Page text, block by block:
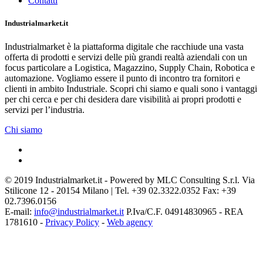
Industrialmarket.it
Industrialmarket è la piattaforma digitale che racchiude una vasta
offerta di prodotti e servizi delle più grandi realtà aziendali con un
focus particolare a Logistica, Magazzino, Supply Chain, Robotica e
automazione. Vogliamo essere il punto di incontro tra fornitori e
clienti in ambito Industriale. Scopri chi siamo e quali sono i vantaggi
per chi cerca e per chi desidera dare visibilità ai propri prodotti e
servizi per l’industria.
Chi siamo
© 2019 Industrialmarket.it - Powered by MLC Consulting S.r.l. Via
Stilicone 12 - 20154 Milano | Tel. +39 02.3322.0352 Fax: +39
02.7396.0156
E-mail: info@industrialmarket.it P.Iva/C.F. 04914830965 - REA
1781610 - Privacy Policy - Web agency